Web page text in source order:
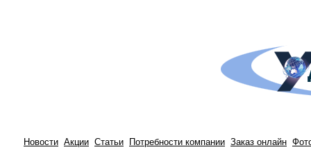
Новости Акции Статьи Потребности компании Заказ онлайн